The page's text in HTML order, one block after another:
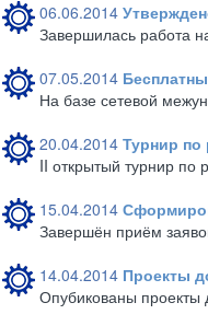
06.06.2014
Завершилась работа
07.05.2014
На базе сетевой
20.04.2014 Турнир по
II открытый турнир по
15.04.2014
Завершён приём
14.04.2014 Проекты
Опубикованы проекты